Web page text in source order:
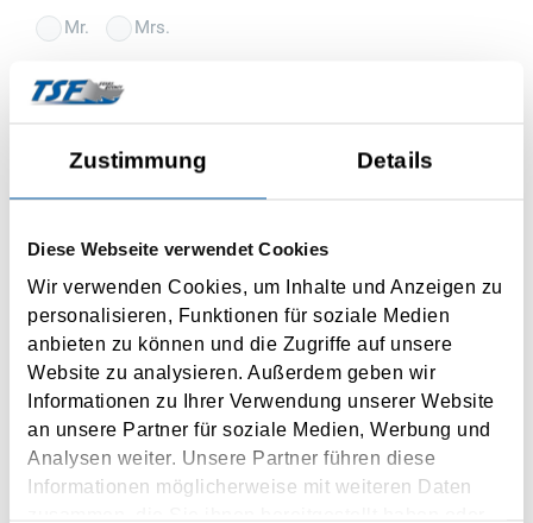
Zustimmung Details
Diese Webseite verwendet Cookies
Wir verwenden Cookies, um Inhalte und Anzeigen zu
personalisieren, Funktionen für soziale Medien
anbieten zu können und die Zugriffe auf unsere
Website zu analysieren. Außerdem geben wir
Informationen zu Ihrer Verwendung unserer Website
an unsere Partner für soziale Medien, Werbung und
Analysen weiter. Unsere Partner führen diese
Informationen möglicherweise mit weiteren Daten
Mr. Mrs.
Title
Firstname
Street
House number
ZIP
City